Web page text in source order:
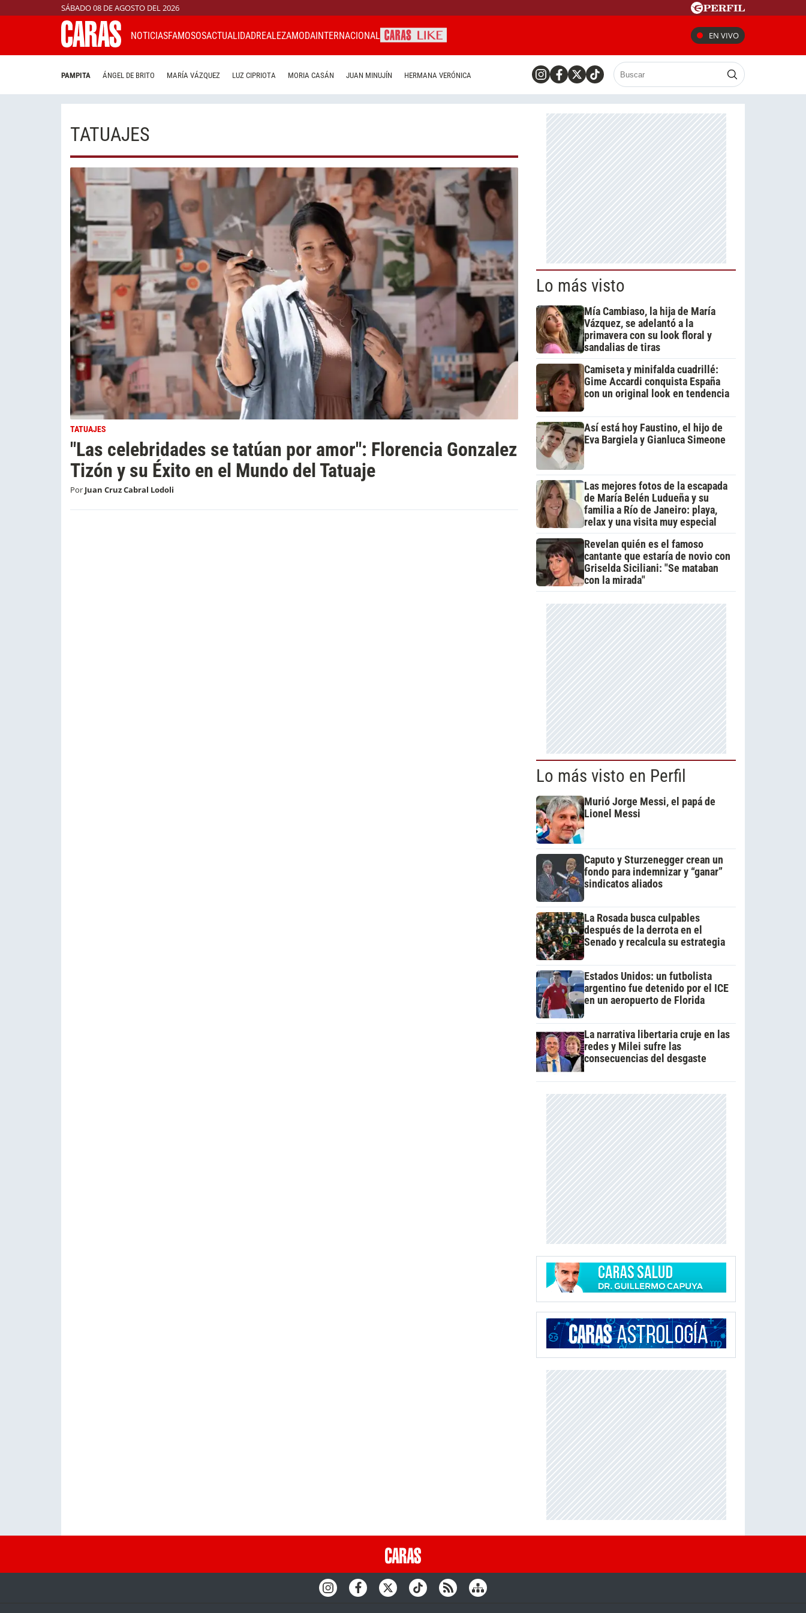
SÁBADO 08 DE AGOSTO DEL 2026
NOTICIASFAMOSOSACTUALIDADREALEZAMODAINTERNACIONAL EN VIVO
PAMPITA ÁNGEL DE BRITO MARÍA VÁZQUEZ LUZ CIPRIOTA MORIA CASÁN JUAN MINUJÍN HERMANA VERÓNICA
TATUAJES
TATUAJES
"Las celebridades se tatúan por amor": Florencia Gonzalez
Tizón y su Éxito en el Mundo del Tatuaje
Por Juan Cruz Cabral Lodoli
Lo más visto
Mía Cambiaso, la hija de María
Vázquez, se adelantó a la
primavera con su look floral y
sandalias de tiras
Camiseta y minifalda cuadrillé:
Gime Accardi conquista España
con un original look en tendencia
Así está hoy Faustino, el hijo de
Eva Bargiela y Gianluca Simeone
Las mejores fotos de la escapada
de María Belén Ludueña y su
familia a Río de Janeiro: playa,
relax y una visita muy especial
Revelan quién es el famoso
cantante que estaría de novio con
Griselda Siciliani: "Se mataban
con la mirada"
Lo más visto en Perfil
Murió Jorge Messi, el papá de
Lionel Messi
Caputo y Sturzenegger crean un
fondo para indemnizar y “ganar”
sindicatos aliados
La Rosada busca culpables
después de la derrota en el
Senado y recalcula su estrategia
Estados Unidos: un futbolista
argentino fue detenido por el ICE
en un aeropuerto de Florida
La narrativa libertaria cruje en las
redes y Milei sufre las
consecuencias del desgaste